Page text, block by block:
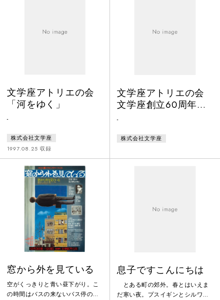
嫁の女の争いをつのらせる。一
方、青洲はそんなことは知らず麻
文学座アトリエの会
「河をゆく」
-
株式会社文学座
1997.08.25 収録
文学座アトリエの会
文学座創立60周年記
念「クロイツェル・
-
株式会社文学座
窓から外を見ている
空がくっきりと青い昼下がり。こ
の時間はバスの来ないバス停のあ
息子ですこんにちは
とある町の郊外。春とはいえま
だ寒い夜。プスイギンとシルワー